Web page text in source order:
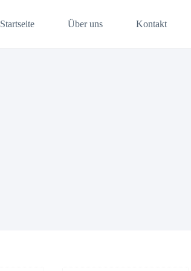
Startseite Über uns Kontakt